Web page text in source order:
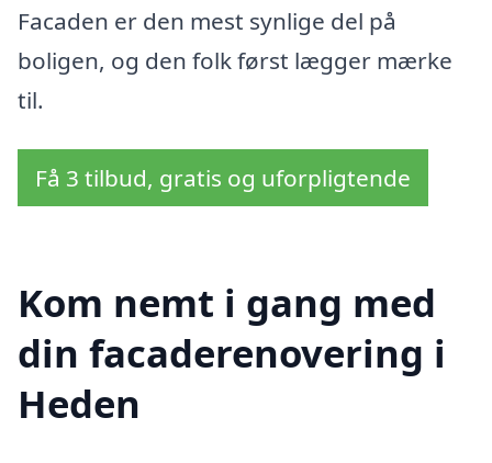
Facaden er den mest synlige del på
boligen, og den folk først lægger mærke
til.
Få 3 tilbud, gratis og uforpligtende
Kom nemt i gang med
din facaderenovering i
Heden